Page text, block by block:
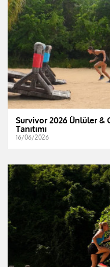
Survivor 2026 Ünlüler &
Tanıtımı
16/06/2026